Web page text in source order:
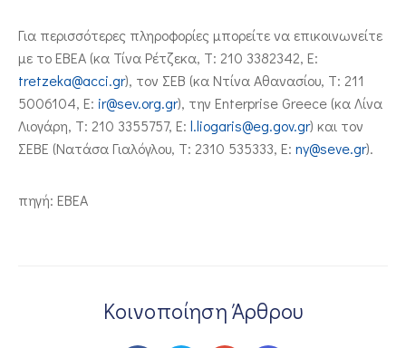
Για περισσότερες πληροφορίες μπορείτε να επικοινωνείτε
με το ΕΒΕΑ (κα Τίνα Ρέτζεκα, Τ: 210 3382342, Ε:
tretzeka@acci.gr), τον ΣΕΒ (κα Ντίνα Αθανασίου, Τ: 211
5006104, E: ir@sev.org.gr), την Enterprise Greece (κα Λίνα
Λιογάρη, Τ: 210 3355757, E: l.liogaris@eg.gov.gr) και τον
ΣΕΒΕ (Νατάσα Γιαλόγλου, Τ: 2310 535333, Ε: ny@seve.gr).
πηγή: EBEA
Κοινοποίηση Άρθρου